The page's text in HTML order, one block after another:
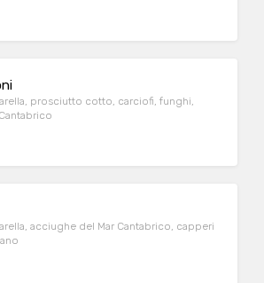
prosciutto cotto, carciofi, funghi,
acciughe del Mar Cantabrico, capperi